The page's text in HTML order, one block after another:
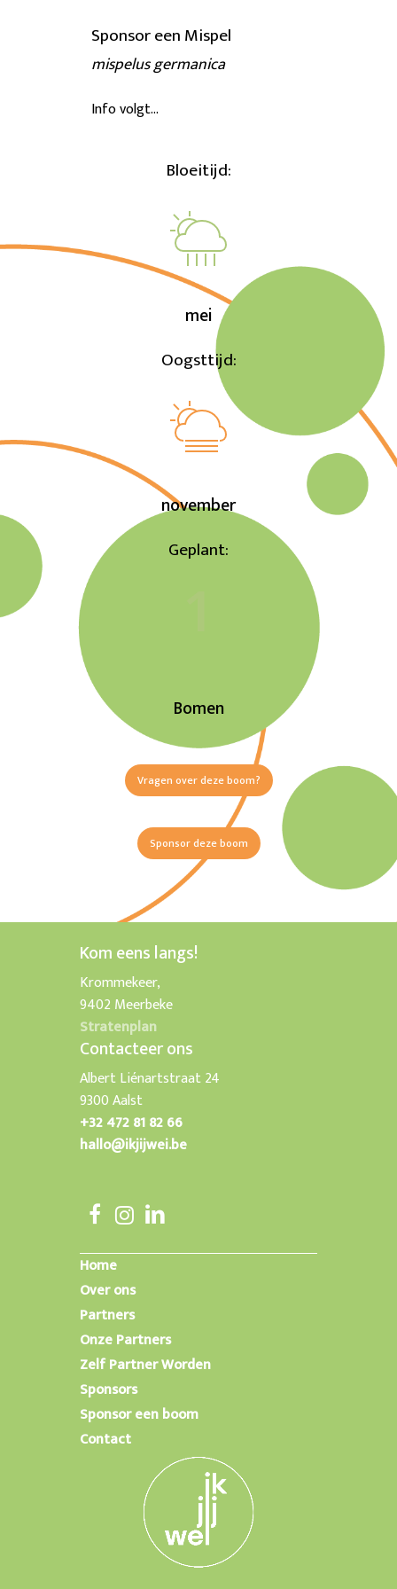
Sponsor een Mispel
mispelus germanica
Info volgt…
Bloeitijd:
mei
Oogsttijd:
november
Geplant:
Bomen
Vragen over deze boom?
Sponsor deze boom
Kom eens langs!
Krommekeer,
9402 Meerbeke
Stratenplan
Contacteer ons
Albert Liénartstraat 24
9300 Aalst
+32 472 81 82 66
hallo@ikjijwei.be
Home
Over ons
Partners
Onze Partners
Zelf Partner Worden
Sponsors
Sponsor een boom
Contact